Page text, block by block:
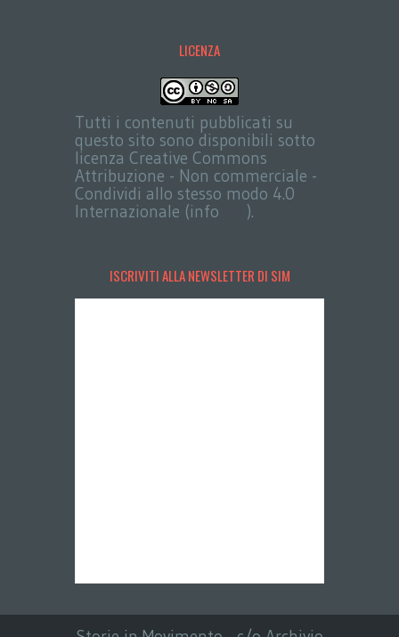
LICENZA
Tutti i contenuti pubblicati su
questo sito sono disponibili sotto
licenza Creative Commons
Attribuzione - Non commerciale -
Condividi allo stesso modo 4.0
Internazionale (info
).
ISCRIVITI ALLA NEWSLETTER DI SIM